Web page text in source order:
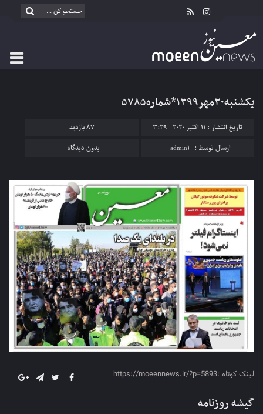
یکشنبه۲۰مهر۱۳۹۹*شماره۵۷۸۵
تاریخ انتشار : 11 اکتبر 2020 - 3:29 87 بازدید
ارسال توسط : admin1 بدون دیدگاه
لینک کوتاه :https://moeennews.ir/?p=5893
گیشه روزنامه